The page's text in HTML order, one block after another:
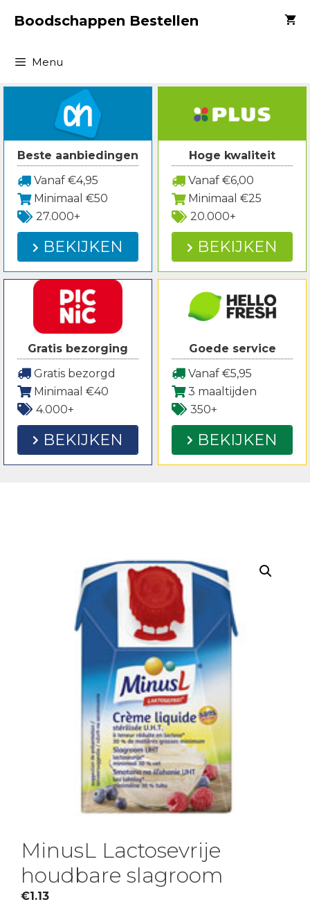
naarBoodschappen Bestellen
Menu
Beste aanbiedingen
Vanaf €4,95
Minimaal €50
27.000+
BEKIJKEN
Hoge kwaliteit
Vanaf €6,00
Minimaal €25
20.000+
BEKIJKEN
Gratis bezorging
Gratis bezorgd
Minimaal €40
4.000+
BEKIJKEN
Goede service
Vanaf €5,95
3 maaltijden
350+
BEKIJKEN
MinusL Lactosevrije
houdbare slagroom
€1.13